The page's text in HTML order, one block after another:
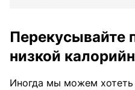
Перекусывайте
низкой
Иногда мы можем хотеть